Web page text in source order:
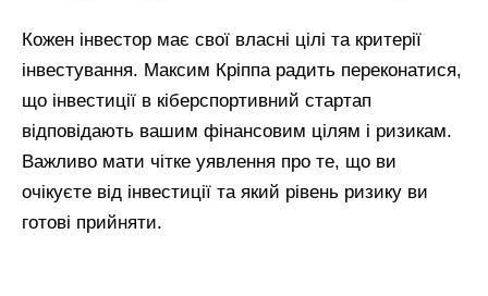
Кожен інвестор має свої власні цілі та критерії
інвестування. Максим Кріппа радить переконатися,
що інвестиції в кіберспортивний стартап
відповідають вашим фінансовим цілям і ризикам.
Важливо мати чітке уявлення про те, що ви
очікуєте від інвестиції та який рівень ризику ви
готові прийняти.